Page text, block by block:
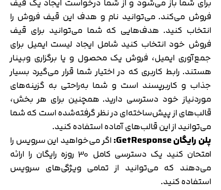
فروش می‌کند. می‌توانید نام و هدف این قیف فروش را
انتخاب کنید. هدف‌هایی که شما می‌توانید برای قیف
فروش خود انتخاب کنید شامل ایجاد لیست ایمیل برای
جمع‌آوری ایمیل، فروش یک محصول و یا برگزاری وبینار
هستند. رابط کاربری که در اختیار شما قرار می‌گیرد بسیار
جذاب و کاربرپسند است و شما به‌راحتی به گزینه‌های
موردنیاز خود دسترسی دارید. همچنین برای هر بخش،
قالب‌های از پیش‌ساخته‌ای در نظر گرفته‌شده است که شما
می‌توانید از این قالب‌های آماده استفاده کنید.
پلن رایگان GetResponse:
اگر می‌خواهید این سرویس را
امتحان کنید یک دسترسی کامل 30 روزه رایگان را ارائه
می‌دهند که می‌توانید از تمامی ویژگی‌های سرویس
استفاده کنید.